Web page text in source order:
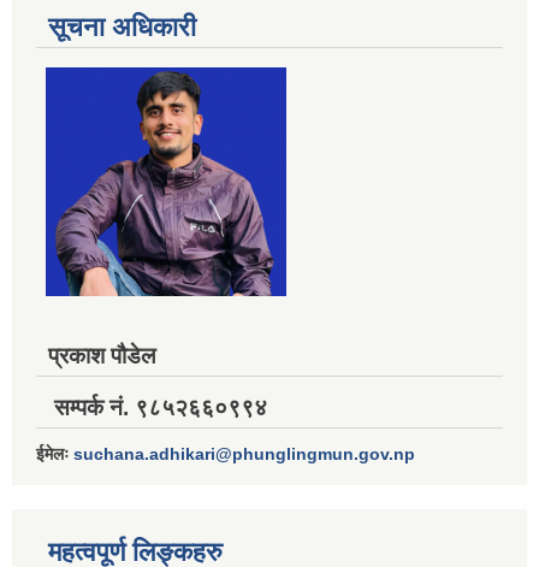
सूचना अधिकारी
प्रकाश पौडेल
सम्पर्क नं. ९८५२६६०९९४
ईमेलः suchana.adhikari@phunglingmun.gov.np
महत्वपूर्ण लिङ्कहरु